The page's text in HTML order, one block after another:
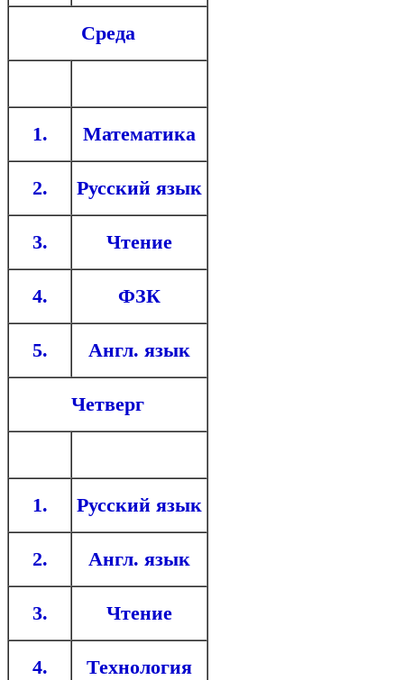
Среда
1. Математика
2. Русский язык
3. Чтение
4. ФЗК
5. Англ. язык
Четверг
1. Русский язык
2. Англ. язык
3. Чтение
4. Технология